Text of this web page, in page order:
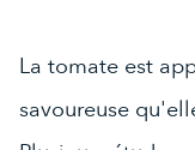
La tomate est
savoureuse